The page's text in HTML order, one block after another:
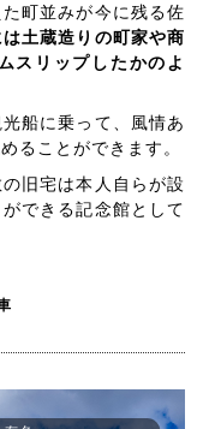
町並みが今に残る佐
土蔵造りの町家や商
スリップしたかのよ
船に乗って、風情あ
ることができます。
旧宅は本人自らが設
できる記念館として